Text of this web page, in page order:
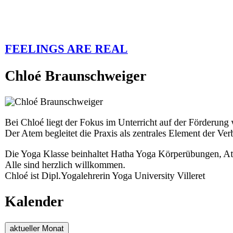
FEELINGS ARE REAL
Chloé Braunschweiger
Bei Chloé liegt der Fokus im Unterricht auf der Förderung
Der Atem begleitet die Praxis als zentrales Element der
Die Yoga Klasse beinhaltet Hatha Yoga Körperübungen,
Alle sind herzlich willkommen.
Chloé ist Dipl.Yogalehrerin Yoga University Villeret
Kalender
aktueller Monat